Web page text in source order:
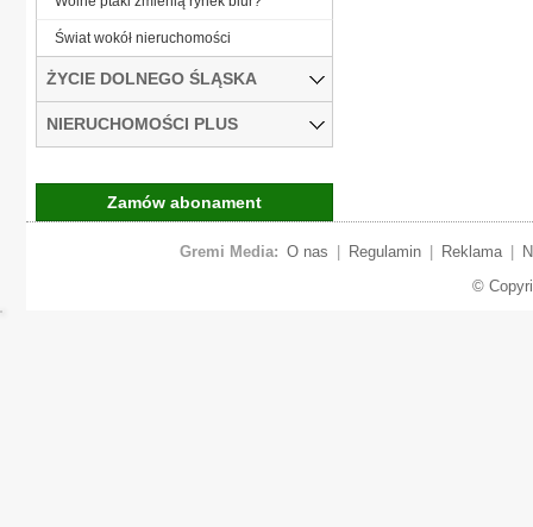
Świat wokół nieruchomości
ŻYCIE DOLNEGO ŚLĄSKA
NIERUCHOMOŚCI PLUS
Zamów abonament
Gremi Media: O nas Regulamin Reklama
©